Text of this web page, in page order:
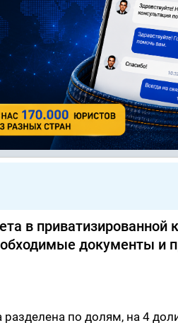
в приватизированной
документы и
по долям, на 4